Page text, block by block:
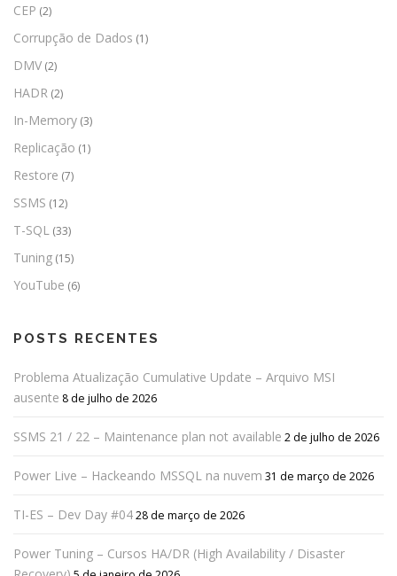
CEP (2)
Corrupção de Dados (1)
DMV (2)
HADR (2)
In-Memory (3)
Replicação (1)
Restore (7)
SSMS (12)
T-SQL (33)
Tuning (15)
YouTube (6)
POSTS RECENTES
Problema Atualização Cumulative Update – Arquivo MSI
ausente 8 de julho de 2026
SSMS 21 / 22 – Maintenance plan not available 2 de julho de 2026
Power Live – Hackeando MSSQL na nuvem 31 de março de 2026
TI-ES – Dev Day #0428 de março de 2026
Power Tuning – Cursos HA/DR (High Availability / Disaster